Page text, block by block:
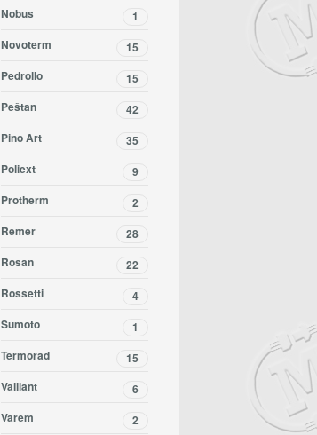
Nobus
1
Novoterm
15
Pedrollo
15
Peštan
42
Pino Art
35
Poliext
9
Protherm
2
Remer
28
Rosan
22
Rossetti
4
Sumoto
1
Termorad
15
Vaillant
6
Varem
2